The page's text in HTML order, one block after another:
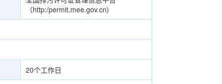
（http:/permit.mee.gov.cn)
20个工作日